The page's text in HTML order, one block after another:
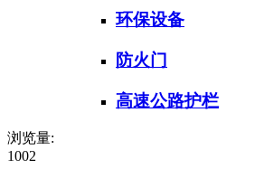
环保设备
防火门
高速公路护栏
浏览量:
1002